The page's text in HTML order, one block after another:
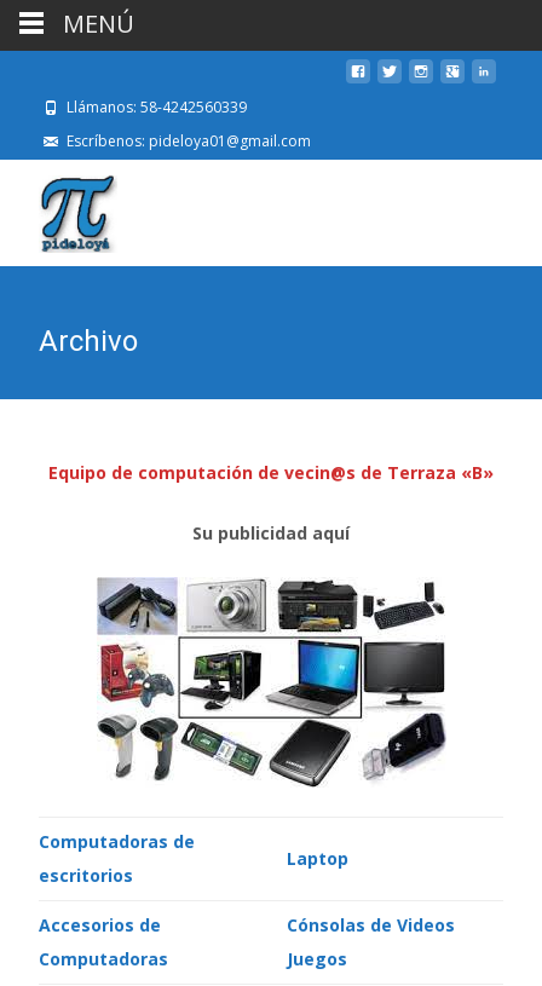
Llámanos: 58-4242560339
Escríbenos: pideloya01@gmail.com
Archivo
Equipo de computación de vecin@s de Terraza «B»
Su publicidad aquí
Computadoras de
escritorios
Laptop
Accesorios de
Computadoras
Cónsolas de Videos
Juegos
MENÚ